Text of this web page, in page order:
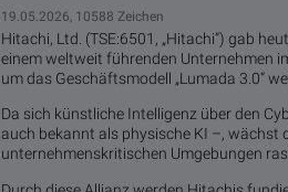
19.05.2026, 10588 Zeichen
Hitachi, Ltd. (TSE:6501, „Hitachi“) gab
einem weltweit führenden Unternehmen
um das Geschäftsmodell „Lumada 3.0“
Da sich künstliche Intelligenz über den
auch bekannt als physische KI –, wächst
unternehmenskritischen Umgebungen